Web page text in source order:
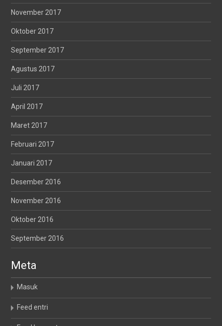
November 2017
Oktober 2017
September 2017
Agustus 2017
Juli 2017
April 2017
Maret 2017
Februari 2017
Januari 2017
Desember 2016
November 2016
Oktober 2016
September 2016
Meta
Masuk
Feed entri